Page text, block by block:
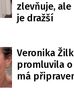
zlevňuje, ale
je dražší
Veronika
promluvila o
má